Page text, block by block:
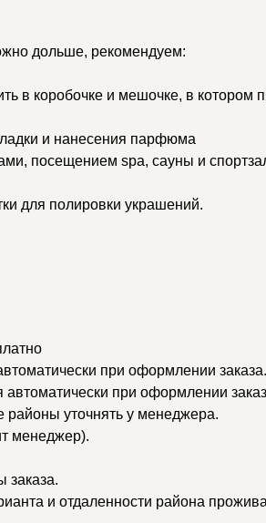
дольше, рекомендуем:
в коробочке и мешочке, в котором
и нанесения парфюма
посещением spa, сауны и
для полировки украшений.
при оформлении заказа.
при оформлении
районы уточнять у менеджера.
менеджер).
заказа.
и отдаленности района